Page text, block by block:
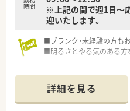
ています。
時間
※上記の間で週1日～
迎いたします。
■ブランク・未経験の方も
■明るさとやる気のある方
詳細を見る